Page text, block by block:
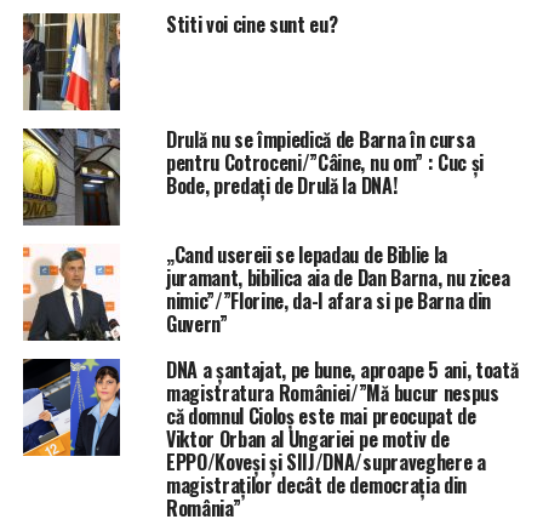
Stiti voi cine sunt eu?
Drulă nu se împiedică de Barna în cursa
pentru Cotroceni/”Câine, nu om” : Cuc și
Bode, predați de Drulă la DNA!
„Cand usereii se lepadau de Biblie la
juramant, bibilica aia de Dan Barna, nu zicea
nimic”/”Florine, da-l afara si pe Barna din
Guvern”
DNA a șantajat, pe bune, aproape 5 ani, toată
magistratura României/”Mă bucur nespus
că domnul Cioloș este mai preocupat de
Viktor Orban al Ungariei pe motiv de
EPPO/Koveși și SIIJ/DNA/supraveghere a
magistraților decât de democrația din
România”